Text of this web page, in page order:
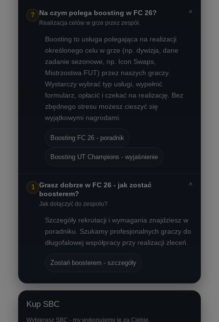
? Na czym polega boosting w FC 26?
Realizacja celów w grze przez zespół.
˅
Boosting to usługa polegająca na realizacji
określonego celu w grze (np. dywizja, dane
zadanie sezonowe, np. Icon Swaps,
Mistrzostwa FUT) przez naszych graczy.
Wystarczy wybrać typ usługi, wypełnić
formularz, opłacić i czekać na realizację. Bez
zbędnego stresu możesz cieszyć się
wyjątkowymi nagrodami.
Boosting FC 26 - poradnik
Boosting UT Champions - wyjaśnienie
1
Grasz dobrze w FC 26 - jak zostać
boosterem?
Jak dołączyć do zespołu?
˅
Szczegóły rekrutacji i wymagania znajdziesz w
poradniku. Szukamy profesjonalnych graczy do
długofalowej współpracy przy realizacji zleceń.
Zostań boosterem - szczegóły
Kup SBC
Wybierasz SBC - my wykonujemy je za Ciebie.